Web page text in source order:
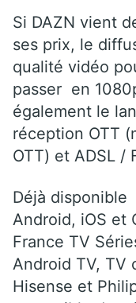
Si DAZN vient
ses prix, le
qualité vidéo
passer en
également le
réception OTT
OTT) et ADSL /
Déjà disponible
Android, iOS et
France TV
Android TV, TV
Hisense et